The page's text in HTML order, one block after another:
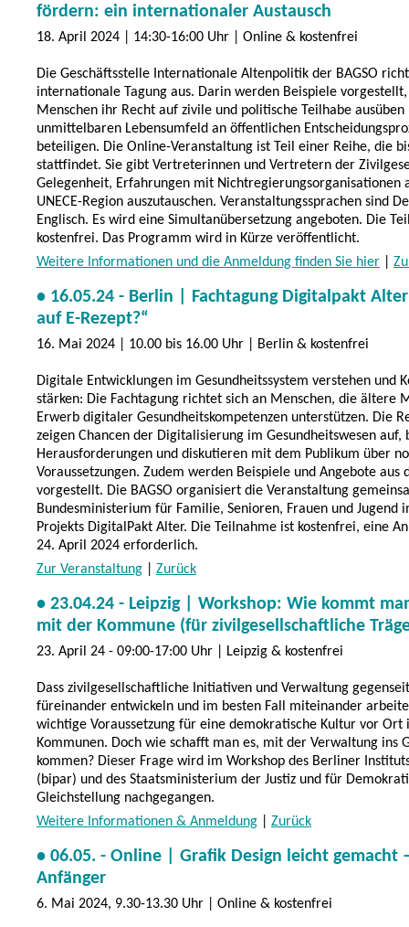
fördern: ein internationaler Austausch
18. April 2024 | 14:30-16:00 Uhr | Online & kostenfrei
Die Geschäftsstelle Internationale Altenpolitik der BAGSO
internationale Tagung aus. Darin werden Beispiele
Menschen ihr Recht auf zivile und politische Teilhabe
unmittelbaren Lebensumfeld an öffentlichen
beteiligen. Die Online-Veranstaltung ist Teil einer Reihe, die
stattfindet. Sie gibt Vertreterinnen und Vertretern der
Gelegenheit, Erfahrungen mit Nichtregierungsorganisationen
UNECE-Region auszutauschen. Veranstaltungssprachen sind
Englisch. Es wird eine Simultanübersetzung angeboten. Die
kostenfrei. Das Programm wird in Kürze veröffentlicht.
Weitere Informationen und die Anmeldung finden Sie hier
• 16.05.24 - Berlin | Fachtagung Digitalpakt
auf E-Rezept?“
16. Mai 2024 | 10.00 bis 16.00 Uhr | Berlin & kostenfrei
Digitale Entwicklungen im Gesundheitssystem verstehen und
stärken: Die Fachtagung richtet sich an Menschen, die ältere
Erwerb digitaler Gesundheitskompetenzen unterstützen. Die
zeigen Chancen der Digitalisierung im Gesundheitswesen auf,
Herausforderungen und diskutieren mit dem Publikum über
Voraussetzungen. Zudem werden Beispiele und Angebote aus
vorgestellt. Die BAGSO organisiert die Veranstaltung
Bundesministerium für Familie, Senioren, Frauen und Jugend
Projekts DigitalPakt Alter. Die Teilnahme ist kostenfrei, eine
24. April 2024 erforderlich.
Zur Veranstaltung
Zurück
• 23.04.24 - Leipzig | Workshop: Wie kommt
mit der Kommune (für zivilgesellschaftliche
23. April 24 - 09:00-17:00 Uhr | Leipzig & kostenfrei
Dass zivilgesellschaftliche Initiativen und Verwaltung
füreinander entwickeln und im besten Fall miteinander
wichtige Voraussetzung für eine demokratische Kultur vor Ort
Kommunen. Doch wie schafft man es, mit der Verwaltung ins
kommen? Dieser Frage wird im Workshop des Berliner
(bipar) und des Staatsministerium der Justiz und für
Gleichstellung nachgegangen.
Weitere Informationen & Anmeldung
Zurück
• 06.05. - Online | Grafik Design leicht gemacht
Anfänger
6. Mai 2024, 9.30-13.30 Uhr | Online & kostenfrei